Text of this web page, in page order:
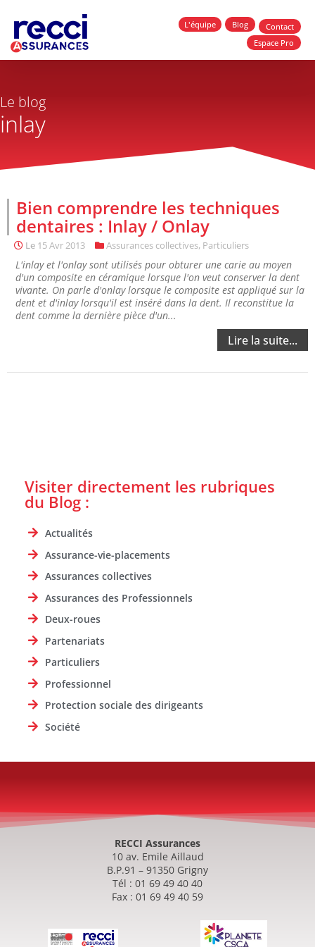
L'équipe Blog
Contact
Espace Pro
Le blog
inlay
Bien comprendre les techniques
dentaires : Inlay / Onlay
Le 15 Avr 2013 Assurances collectives, Particuliers
L'inlay et l'onlay sont utilisés pour obturer une carie au moyen
d'un composite en céramique lorsque l'on veut conserver la dent
vivante. On parle d'onlay lorsque le composite est appliqué sur la
dent et d'inlay lorsqu'il est inséré dans la dent. Il reconstitue la
dent comme la dernière pièce d'un...
Lire la suite...
Visiter directement les rubriques
du Blog :
Actualités
Assurance-vie-placements
Assurances collectives
Assurances des Professionnels
Deux-roues
Partenariats
Particuliers
Professionnel
Protection sociale des dirigeants
Société
RECCI Assurances
10 av. Emile Aillaud
B.P.91 – 91350 Grigny
Tél : 01 69 49 40 40
Fax : 01 69 49 40 59